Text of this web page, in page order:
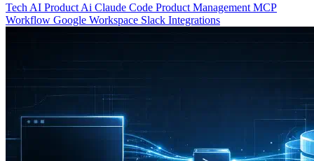
Tech AI Product Ai Claude Code Product Management MCP
Workflow Google Workspace Slack Integrations